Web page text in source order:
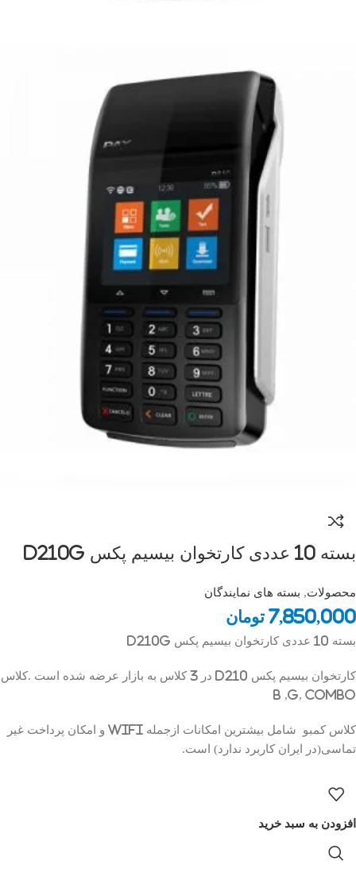
بسته 10 عددی کارتخوان بیسیم پکس D210G
محصولات, بسته های نمایندگان
7,850,000 تومان
بسته 10 عددی کارتخوان بیسیم پکس D210G
کارتخوان بیسیم پکس D210 در 3 کلاس به بازار عرضه شده است .کلاس
B ,G, Combo
کلاس کمبو شامل بیشترین امکانات ازجمله WiFi و امکان پرداخت غیر
تماسی(در ایران کاربرد ندارد) است.
افزودن به سبد خرید